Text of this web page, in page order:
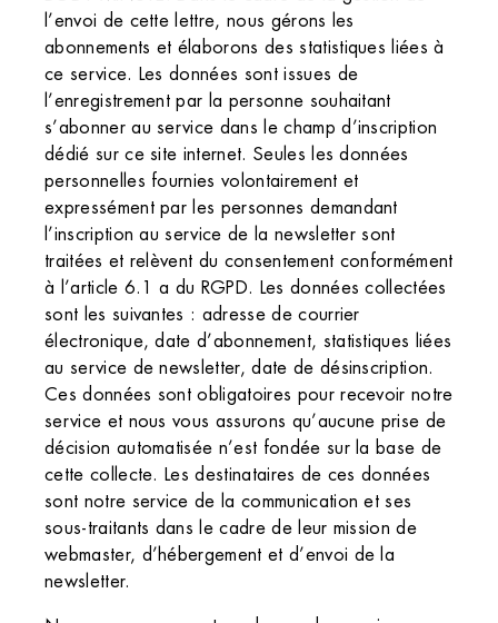
l’envoi de cette lettre, nous gérons les
abonnements et élaborons des statistiques liées à
ce service. Les données sont issues de
l’enregistrement par la personne souhaitant
s’abonner au service dans le champ d’inscription
dédié sur ce site internet. Seules les données
personnelles fournies volontairement et
expressément par les personnes demandant
l’inscription au service de la newsletter sont
traitées et relèvent du consentement conformément
à l’article 6.1 a du RGPD. Les données collectées
sont les suivantes : adresse de courrier
électronique, date d’abonnement, statistiques liées
au service de newsletter, date de désinscription.
Ces données sont obligatoires pour recevoir notre
service et nous vous assurons qu’aucune prise de
décision automatisée n’est fondée sur la base de
cette collecte. Les destinataires de ces données
sont notre service de la communication et ses
sous-traitants dans le cadre de leur mission de
webmaster, d’hébergement et d’envoi de la
newsletter.